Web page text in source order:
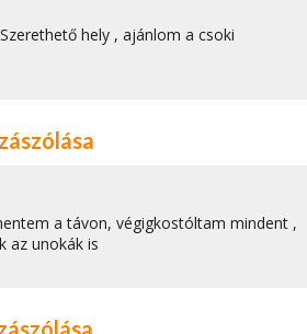
hely , ajánlom a csoki
a távon, végigkostóltam mindent ,
az unokák is